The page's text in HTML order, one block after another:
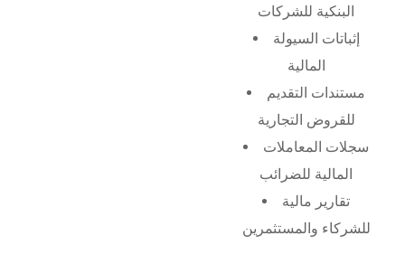
البنكية للشركات
إثباتات السيولة
المالية
مستندات التقديم
للقروض التجارية
سجلات المعاملات
المالية للضرائب
تقارير مالية
للشركاء والمستثمرين